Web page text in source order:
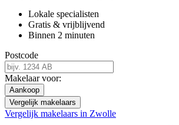
Lokale specialisten
Gratis & vrijblijvend
Binnen 2 minuten
Postcode
Makelaar voor:
Aankoop
Vergelijk makelaars
Vergelijk makelaars in Zwolle